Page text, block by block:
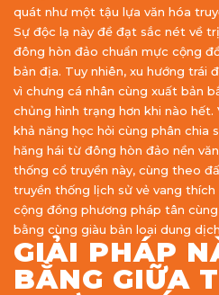
quát như một tậu lựa văn hóa
Sự độc lạ này đề đạt sắc nét về
đông hòn đảo chuẩn mực cộng
bản địa. Tuy nhiên, xu hướng trái
vì chưng cá nhân cùng xuất bản
chủng hình trạng hơn khi nào
khả năng học hỏi cùng phân chia
hăng hái từ đông hòn đảo nền
thống cổ truyền này, cùng theo
truyền thống lịch sử vẻ vang
cộng đồng phương pháp tân
bằng cùng giàu bản loại dung
GIẢI PHÁP
BẰNG GIỮA